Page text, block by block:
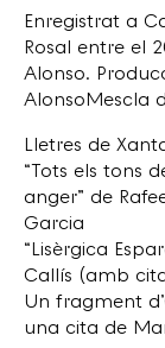
Enregistrat a
Rosal entre el
Alonso.
AlonsoMescla
Lletres de
“Tots els tons
anger” de
Garcia
“Lisèrgica
Callís (amb
Un fragment
una cita de